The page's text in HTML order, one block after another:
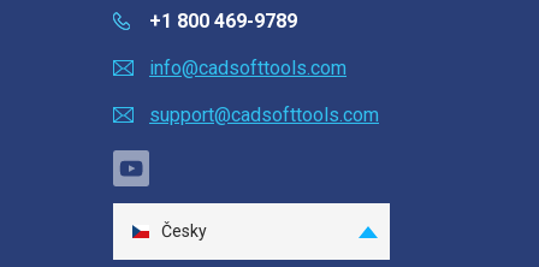
licenses at the server is decreased. After the
Floating License Server, and it becomes available
for other computers.
CST Floating License Server supports the
following Microsoft Windows OSs:
Windows Vista/7/8/10/11
Windows Server 2008/2008 R2/2012/2012
+1 800 469-9789
info@cadsofttools.com
support@cadsofttools.com
Česky